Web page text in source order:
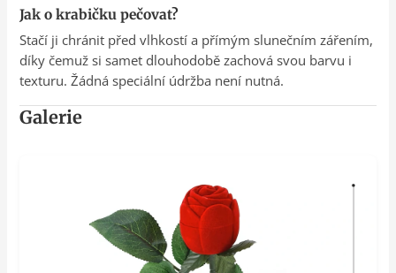
Jak o krabičku pečovat?
Stačí ji chránit před vlhkostí a přímým slunečním zářením,
díky čemuž si samet dlouhodobě zachová svou barvu i
texturu. Žádná speciální údržba není nutná.
Galerie